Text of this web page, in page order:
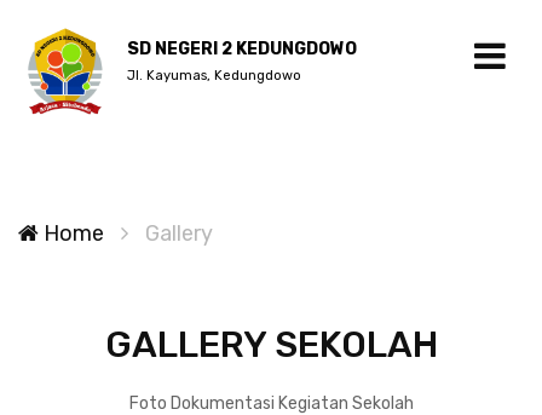
SD NEGERI 2 KEDUNGDOWO
Jl. Kayumas, Kedungdowo
Home Gallery
GALLERY SEKOLAH
Foto Dokumentasi Kegiatan Sekolah